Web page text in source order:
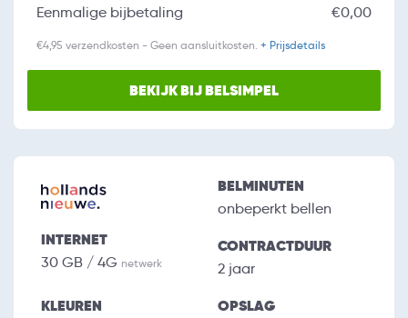
Eenmalige bijbetaling €0,00
€4,95 verzendkosten - Geen aansluitkosten. + Prijsdetails
BEKIJK BIJ BELSIMPEL
INTERNET
30 GB / 4G netwerk
BELMINUTEN
onbeperkt bellen
CONTRACTDUUR
2 jaar
KLEUREN OPSLAG